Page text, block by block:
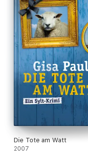
Die Tote am Watt
2007